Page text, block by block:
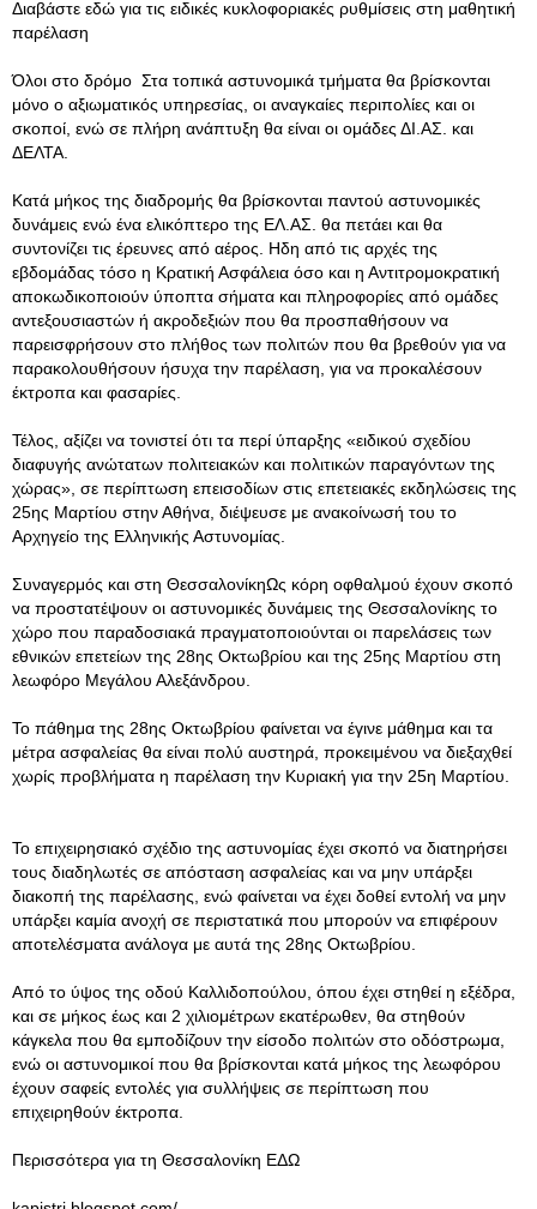
Διαβάστε εδώ για τις ειδικές κυκλοφοριακές ρυθμίσεις στη μαθητική
παρέλαση
Όλοι στο δρόμο Στα τοπικά αστυνομικά τμήματα θα βρίσκονται
μόνο ο αξιωματικός υπηρεσίας, οι αναγκαίες περιπολίες και οι
σκοποί, ενώ σε πλήρη ανάπτυξη θα είναι οι ομάδες ΔΙ.ΑΣ. και
ΔΕΛΤΑ.
Κατά μήκος της διαδρομής θα βρίσκονται παντού αστυνομικές
δυνάμεις ενώ ένα ελικόπτερο της ΕΛ.ΑΣ. θα πετάει και θα
συντονίζει τις έρευνες από αέρος. Ηδη από τις αρχές της
εβδομάδας τόσο η Κρατική Ασφάλεια όσο και η Αντιτρομοκρατική
αποκωδικοποιούν ύποπτα σήματα και πληροφορίες από ομάδες
αντεξουσιαστών ή ακροδεξιών που θα προσπαθήσουν να
παρεισφρήσουν στο πλήθος των πολιτών που θα βρεθούν για να
παρακολουθήσουν ήσυχα την παρέλαση, για να προκαλέσουν
έκτροπα και φασαρίες.
Τέλος, αξίζει να τονιστεί ότι τα περί ύπαρξης «ειδικού σχεδίου
διαφυγής ανώτατων πολιτειακών και πολιτικών παραγόντων της
χώρας», σε περίπτωση επεισοδίων στις επετειακές εκδηλώσεις της
25ης Μαρτίου στην Αθήνα, διέψευσε με ανακοίνωσή του το
Αρχηγείο της Ελληνικής Αστυνομίας.
Συναγερμός και στη ΘεσσαλονίκηΩς κόρη οφθαλμού έχουν σκοπό
να προστατέψουν οι αστυνομικές δυνάμεις της Θεσσαλονίκης το
χώρο που παραδοσιακά πραγματοποιούνται οι παρελάσεις των
εθνικών επετείων της 28ης Οκτωβρίου και της 25ης Μαρτίου στη
λεωφόρο Μεγάλου Αλεξάνδρου.
Το πάθημα της 28ης Οκτωβρίου φαίνεται να έγινε μάθημα και τα
μέτρα ασφαλείας θα είναι πολύ αυστηρά, προκειμένου να διεξαχθεί
χωρίς προβλήματα η παρέλαση την Κυριακή για την 25η Μαρτίου.
Το επιχειρησιακό σχέδιο της αστυνομίας έχει σκοπό να διατηρήσει
τους διαδηλωτές σε απόσταση ασφαλείας και να μην υπάρξει
διακοπή της παρέλασης, ενώ φαίνεται να έχει δοθεί εντολή να μην
υπάρξει καμία ανοχή σε περιστατικά που μπορούν να επιφέρουν
αποτελέσματα ανάλογα με αυτά της 28ης Οκτωβρίου.
Από το ύψος της οδού Καλλιδοπούλου, όπου έχει στηθεί η εξέδρα,
και σε μήκος έως και 2 χιλιομέτρων εκατέρωθεν, θα στηθούν
κάγκελα που θα εμποδίζουν την είσοδο πολιτών στο οδόστρωμα,
ενώ οι αστυνομικοί που θα βρίσκονται κατά μήκος της λεωφόρου
έχουν σαφείς εντολές για συλλήψεις σε περίπτωση που
επιχειρηθούν έκτροπα.
Περισσότερα για τη Θεσσαλονίκη ΕΔΩ